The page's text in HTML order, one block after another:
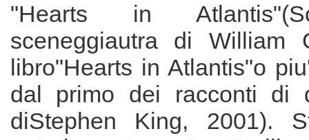
"Hearts in
sceneggiautra di William
libro"Hearts in Atlantis"o
dal primo dei racconti di
diStephen King, 2001).